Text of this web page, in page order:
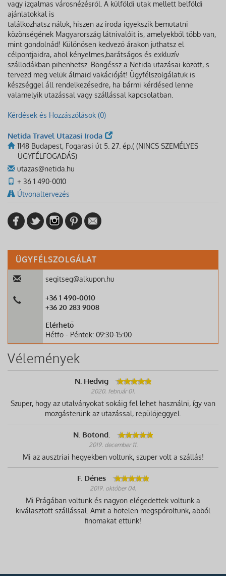
vagy izgalmas városnézésről. A külföldi utak mellett belföldi
ajánlatokkal is
találkozhatsz náluk, hiszen az iroda igyekszik bemutatni
közönségének Magyarország látnivalóit is, amelyekből több van,
mint gondolnád! Különösen kedvező árakon juthatsz el
célpontjaidra, ahol kényelmes,barátságos és exkluzív
szállodákban pihenhetsz. Böngéssz a Netida utazásai között, s
tervezd meg velük álmaid vakációját! Ügyfélszolgálatuk is
készséggel áll rendelkezésedre, ha bármi kérdésed lenne
valamelyik utazással vagy szállással kapcsolatban.
Kérdések és Hozzászólások (0)
Netida Travel Utazasi Iroda
1148 Budapest, Fogarasi út 5. 27. ép.( (NINCS SZEMÉLYES
ÜGYFÉLFOGADÁS)
utazas@netida.hu
+ 36 1 490-0010
Útvonaltervezés
ÜGYFÉLSZOLGÁLAT
segitseg@alkupon.hu
+36 1 490-0010
+36 20 283 9008
Elérhető
Hétfő - Péntek: 09:30-15:00
Vélemények
N. Hedvig
2020. február 01.
Szuper, hogy az utalványokat sokáig fel lehet használni, így van
mozgásterünk az utazással, repülőjeggyel.
N. Botond.
2019. december 11.
Mi az ausztriai hegyekben voltunk, szuper volt a szállás!
F. Dénes
2019. október 04.
Mi Prágában voltunk és nagyon elégedettek voltunk a
kiválasztott szállással. Amit a hotelen megspóroltunk, abból
finomakat ettünk!